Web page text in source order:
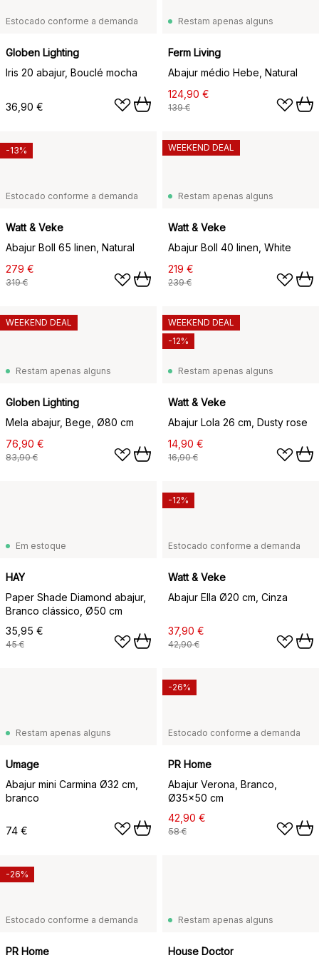
Estocado conforme a demanda
Globen Lighting
Iris 20 abajur, Bouclé mocha
36,90 €
Restam apenas alguns
Ferm Living
Abajur médio Hebe, Natural
124,90 €
139 €
Estocado conforme a demanda
Watt & Veke
Abajur Boll 65 linen, Natural
279 €
319 €
-13%
Restam apenas alguns
Watt & Veke
Abajur Boll 40 linen, White
219 €
239 €
WEEKEND DEAL
Restam apenas alguns
Globen Lighting
Mela abajur, Bege, Ø80 cm
76,90 €
83,90 €
WEEKEND DEAL
Restam apenas alguns
Watt & Veke
Abajur Lola 26 cm, Dusty rose
14,90 €
16,90 €
WEEKEND DEAL
-12%
Em estoque
HAY
Paper Shade Diamond abajur,
Branco clássico, Ø50 cm
35,95 €
45 €
Estocado conforme a demanda
Watt & Veke
Abajur Ella Ø20 cm, Cinza
37,90 €
42,90 €
-12%
Restam apenas alguns
Umage
Abajur mini Carmina Ø32 cm,
branco
74 €
Estocado conforme a demanda
PR Home
Abajur Verona, Branco,
Ø35x50 cm
42,90 €
58 €
-26%
Estocado conforme a demanda
PR Home
-26%
Restam apenas alguns
House Doctor